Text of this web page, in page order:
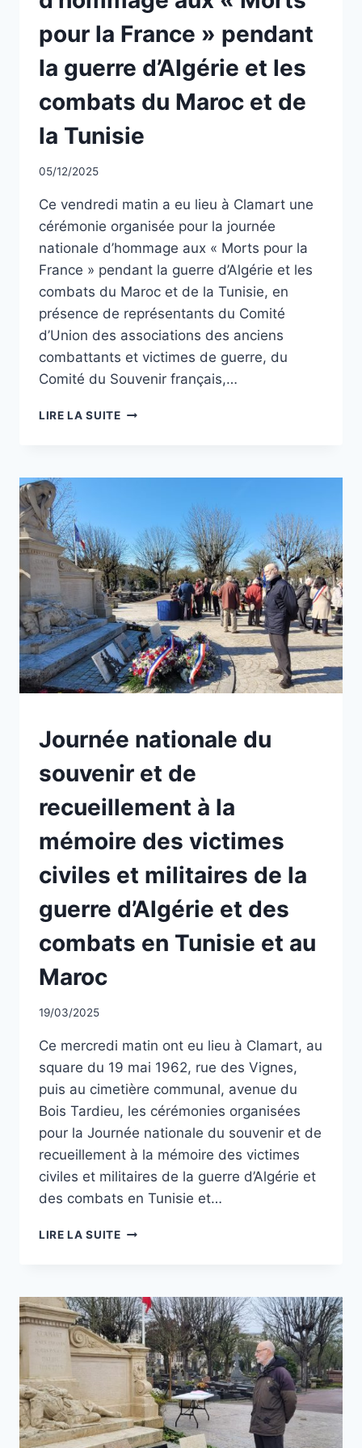
pour la France » pendant
la guerre d’Algérie et les
combats du Maroc et de
la Tunisie
Par
05/12/2025
Ce vendredi matin a eu lieu à Clamart une
cérémonie organisée pour la journée
nationale d’hommage aux « Morts pour la
France » pendant la guerre d’Algérie et les
combats du Maroc et de la Tunisie, en
présence de représentants du Comité
d’Union des associations des anciens
combattants et victimes de guerre, du
Comité du Souvenir français,…
LIRE LA SUITEJOURNÉE
« MORTS
FRANCE »
PENDANT
LA
GUERRE
D’ALGÉRIE
ET
LES
COMBATS
DU
MAROC
LA
TUNISIE
NON
CLASSÉ
Journée nationale du
souvenir et de
recueillement à la
mémoire des victimes
civiles et militaires de la
guerre d’Algérie et des
combats en Tunisie et au
Maroc
Par
19/03/2025
Ce mercredi matin ont eu lieu à Clamart, au
square du 19 mai 1962, rue des Vignes,
puis au cimetière communal, avenue du
Bois Tardieu, les cérémonies organisées
pour la Journée nationale du souvenir et de
recueillement à la mémoire des victimes
civiles et militaires de la guerre d’Algérie et
des combats en Tunisie et…
LIRE LA SUITEJOURNÉE
ET
DE
RECUEILLEMENT
À
LA
MÉMOIRE
DES
VICTIMES
CIVILES